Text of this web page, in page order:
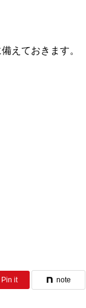
えておきます。
Pin it note